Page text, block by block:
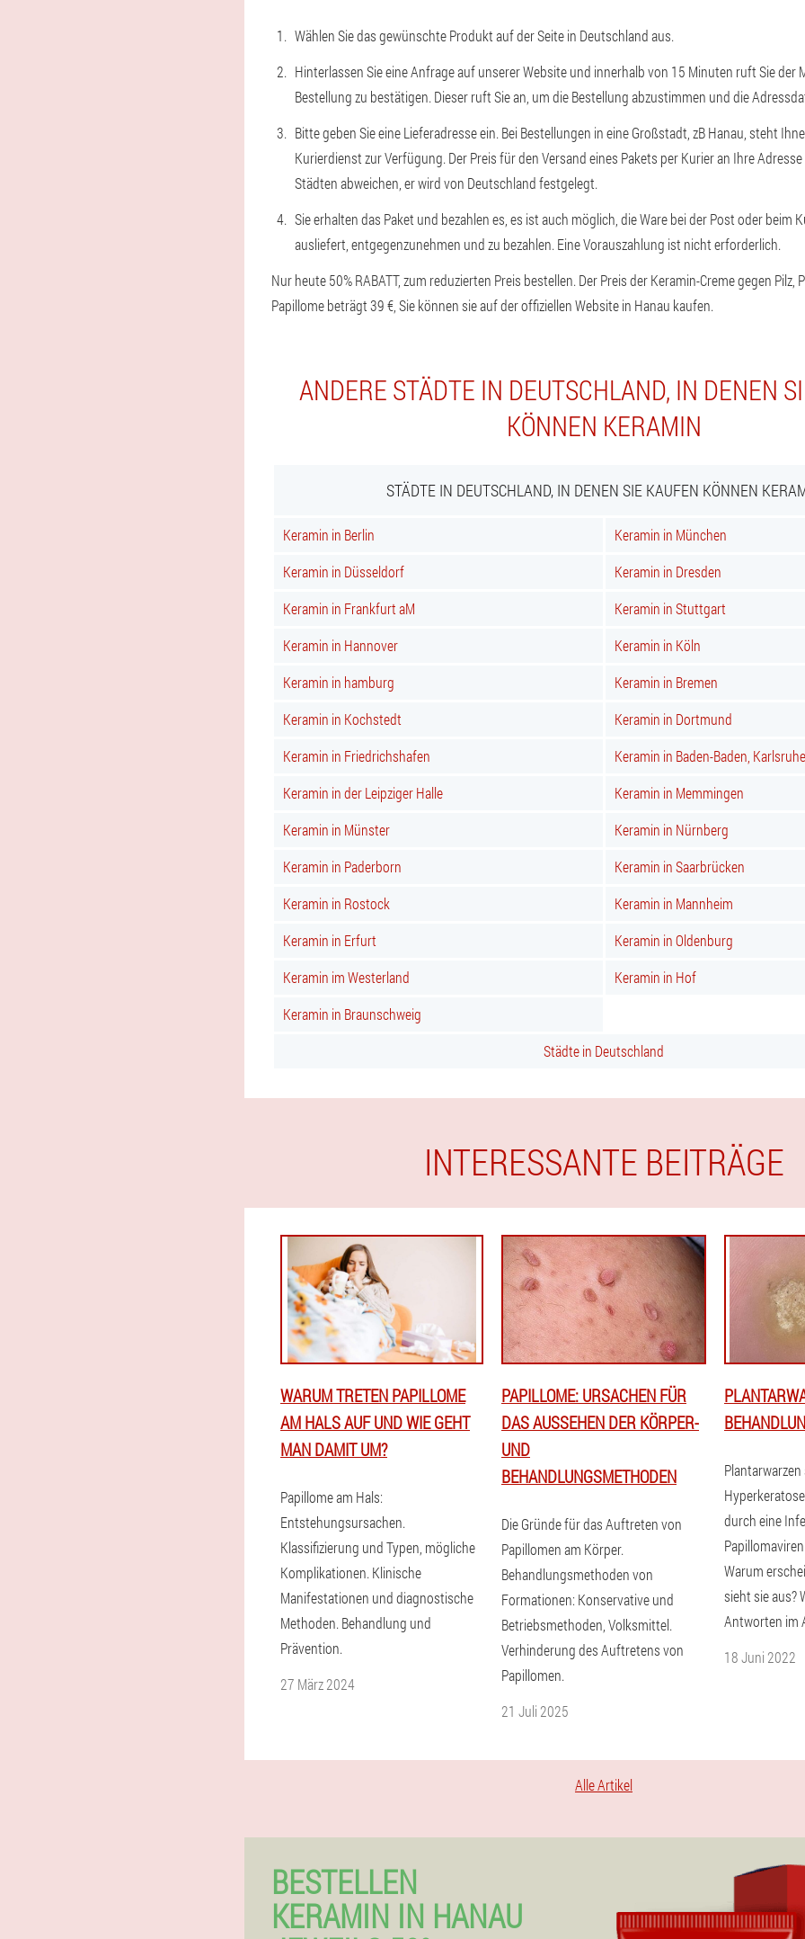
Wählen Sie das gewünschte Produkt auf der Seite in Deutschland aus.
Hinterlassen Sie eine Anfrage auf unserer Website und innerhalb von 15 Minuten ruft Sie der
Bestellung zu bestätigen. Dieser ruft Sie an, um die Bestellung abzustimmen und die
Bitte geben Sie eine Lieferadresse ein. Bei Bestellungen in eine Großstadt, zB Hanau, steht
Kurierdienst zur Verfügung. Der Preis für den Versand eines Pakets per Kurier an Ihre
Städten abweichen, er wird von Deutschland festgelegt.
Sie erhalten das Paket und bezahlen es, es ist auch möglich, die Ware bei der Post oder beim
ausliefert, entgegenzunehmen und zu bezahlen. Eine Vorauszahlung ist nicht erforderlich.
Nur heute 50% RABATT, zum reduzierten Preis bestellen. Der Preis der Keramin-Creme gegen Pilz,
Papillome beträgt 39 €, Sie können sie auf der offiziellen Website in Hanau kaufen.
ANDERE STÄDTE IN DEUTSCHLAND, IN DENEN
KÖNNEN KERAMIN
STÄDTE IN DEUTSCHLAND, IN DENEN SIE KAUFEN KÖNNEN
Keramin in Berlin
Keramin in München
Keramin in Düsseldorf
Keramin in Dresden
Keramin in Frankfurt aM
Keramin in Stuttgart
Keramin in Hannover
Keramin in Köln
Keramin in hamburg
Keramin in Bremen
Keramin in Kochstedt
Keramin in Dortmund
Keramin in Friedrichshafen
Keramin in Baden-Baden, Karlsruhe
Keramin in der Leipziger Halle
Keramin in Memmingen
Keramin in Münster
Keramin in Nürnberg
Keramin in Paderborn
Keramin in Saarbrücken
Keramin in Rostock
Keramin in Mannheim
Keramin in Erfurt
Keramin in Oldenburg
Keramin im Westerland
Keramin in Hof
Keramin in Braunschweig
Städte in Deutschland
INTERESSANTE BEITRÄGE
WARUM TRETEN PAPILLOME
AM HALS AUF UND WIE GEHT
MAN DAMIT UM?
Papillome am Hals:
Entstehungsursachen.
Klassifizierung und Typen, mögliche
Komplikationen. Klinische
Manifestationen und diagnostische
Methoden. Behandlung und
Prävention.
27 März 2024
PAPILLOME: URSACHEN FÜR
DAS AUSSEHEN DER KÖRPER-
UND
BEHANDLUNGSMETHODEN
Die Gründe für das Auftreten von
Papillomen am Körper.
Behandlungsmethoden von
Formationen: Konservative und
Betriebsmethoden, Volksmittel.
Verhinderung des Auftretens von
Papillomen.
21 Juli 2025
durch eine
Warum
sieht sie aus?
Antworten im
18 Juni 2022
Alle Artikel
BESTELLEN
KERAMIN IN HANAU